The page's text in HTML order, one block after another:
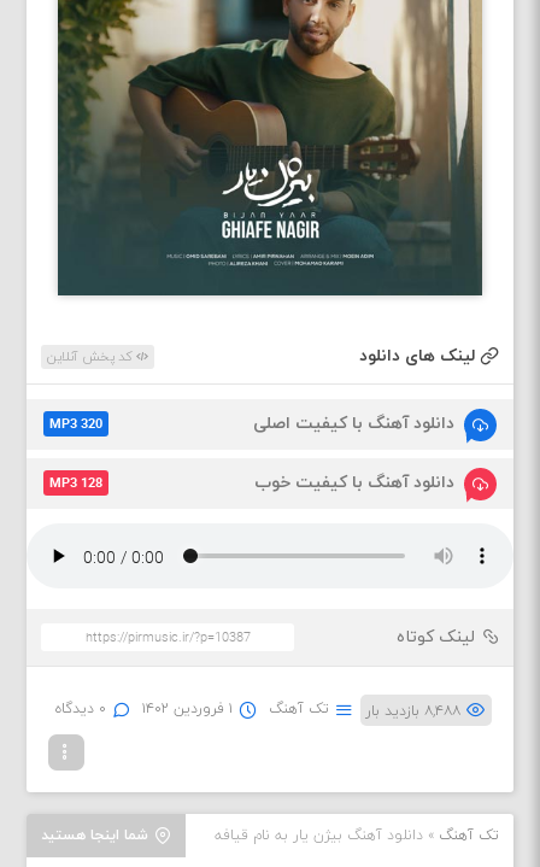
لینک های دانلود کد پخش آنلاین
دانلود آهنگ با کیفیت اصلی MP3 320
دانلود آهنگ با کیفیت خوب MP3 128
لینک کوتاه
۸,۴۸۸ بازدید بار تک آهنگ ۱ فروردین ۱۴۰۲ ۰ دیدگاه
شما اینجا هستید تک آهنگ »دانلود آهنگ بیژن یار به نام قیافه